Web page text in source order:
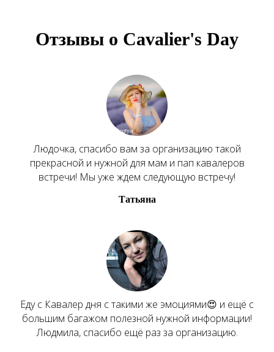
Отзывы о Cavalier's Day
Людочка, спасибо вам за организацию такой
прекрасной и нужной для мам и пап кавалеров
встречи! Мы уже ждем следующую встречу!
Татьяна
Еду с Кавалер дня с такими же эмоциями😍 и ещё с
большим багажом полезной нужной информации!
Людмила, спасибо ещё раз за организацию.